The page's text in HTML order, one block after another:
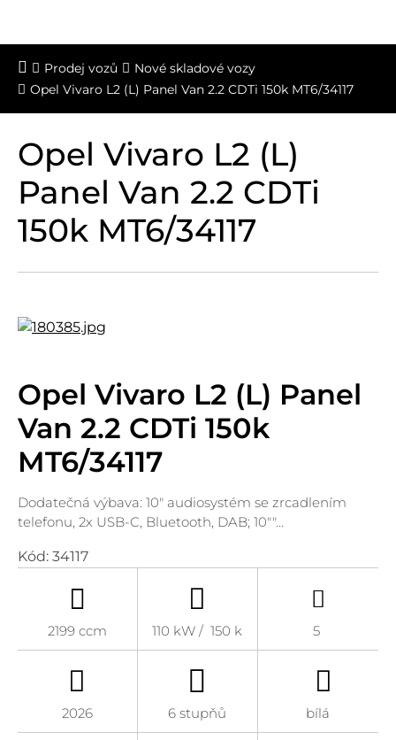
Prodej vozů
Nové skladové vozy
Opel Vivaro L2 (L) Panel Van 2.2 CDTi 150k MT6/34117
Opel Vivaro L2 (L)
Panel Van 2.2 CDTi
150k MT6/34117
Opel Vivaro L2 (L) Panel
Van 2.2 CDTi 150k
MT6/34117
Dodatečná výbava: 10" audiosystém se zrcadlením
telefonu, 2x USB-C, Bluetooth, DAB; 10""…
Kód: 34117
2199 ccm 110 kW / 150 k 5
2026 6 stupňů bílá